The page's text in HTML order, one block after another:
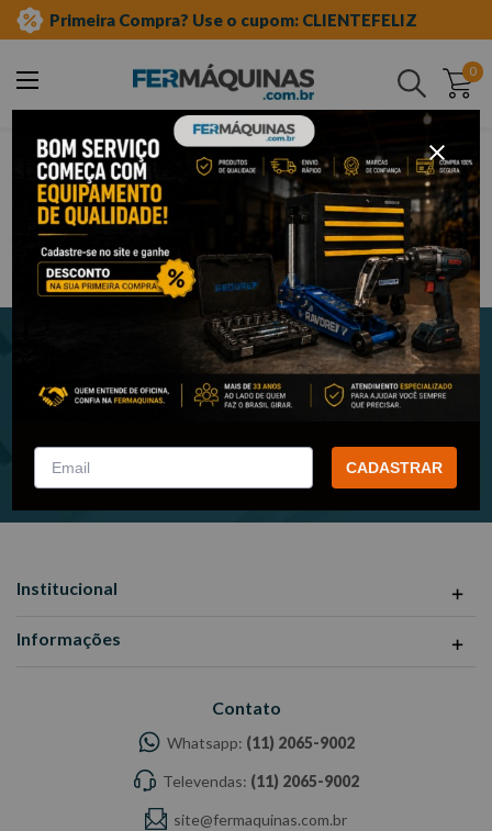
Primeira Compra? Use o cupom: CLIENTEFELIZ
0
Buscar
Cadastre-se e receba nossas novidades e promoções em seu e-
mail!
Institucional
Informações
Contato
Whatsapp: (11) 2065-9002
Televendas: (11) 2065-9002
site@fermaquinas.com.br
CADASTRAR